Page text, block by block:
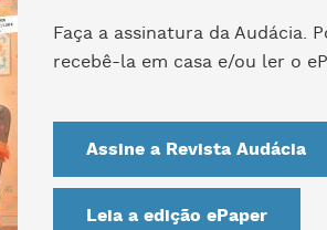
Faça a assinatura da Audácia.
recebê-la em casa e/ou ler o
Assine a Revista Audácia
Leia a edição ePaper